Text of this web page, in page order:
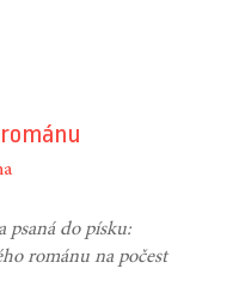
psaná do písku:
románu na počest